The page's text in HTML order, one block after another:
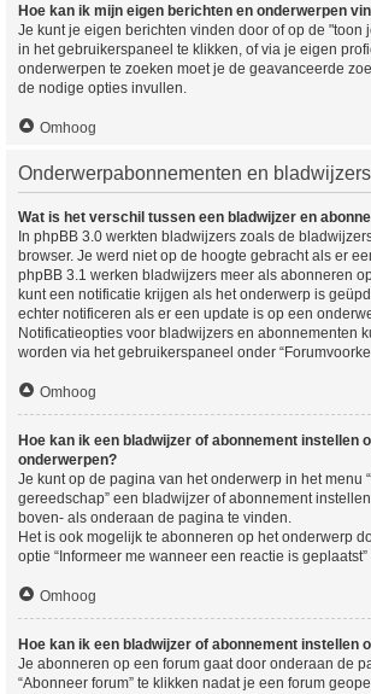
Hoe kan ik mijn eigen berichten en onderwerpen
Je kunt je eigen berichten vinden door of op de "toon
in het gebruikerspaneel te klikken, of via je eigen
onderwerpen te zoeken moet je de geavanceerde
de nodige opties invullen.
Omhoog
Onderwerpabonnementen en bladwijzers
Wat is het verschil tussen een bladwijzer en
In phpBB 3.0 werkten bladwijzers zoals de
browser. Je werd niet op de hoogte gebracht als er
phpBB 3.1 werken bladwijzers meer als abonneren
kunt een notificatie krijgen als het onderwerp is
echter notificeren als er een update is op een
Notificatieopties voor bladwijzers en abonnementen
worden via het gebruikerspaneel onder
Omhoog
Hoe kan ik een bladwijzer of abonnement instellen
onderwerpen?
Je kunt op de pagina van het onderwerp in het menu
gereedschap” een bladwijzer of abonnement
boven- als onderaan de pagina te vinden.
Het is ook mogelijk te abonneren op het onderwerp
optie “Informeer me wanneer een reactie is geplaatst”
Omhoog
Hoe kan ik een bladwijzer of abonnement instellen
Je abonneren op een forum gaat door onderaan de
“Abonneer forum” te klikken nadat je een forum